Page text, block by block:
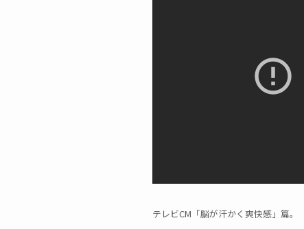
テレビCM「脳が汗かく爽快感」篇。